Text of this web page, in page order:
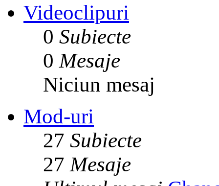
Videoclipuri
0 Subiecte
0 Mesaje
Niciun mesaj
Mod-uri
27 Subiecte
27 Mesaje